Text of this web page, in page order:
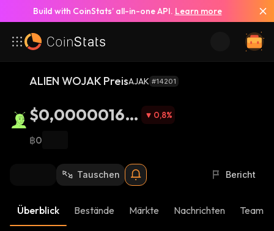
Build with CoinStats’ all-in-one API. Learn more
ALIEN WOJAK PreisAJAK #14201
$0,00000169
5
0,8%
฿0
Tauschen Bericht
Überblick Bestände Märkte Nachrichten Team-